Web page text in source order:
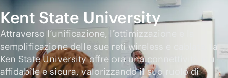
Kent State University
Attraverso l’unificazione, l’ottimizzazione e la
semplificazione delle sue reti wireless e cablate, la
Ken State University offre ora una connettività più
affidabile e sicura, valorizzando il suo ruolo di